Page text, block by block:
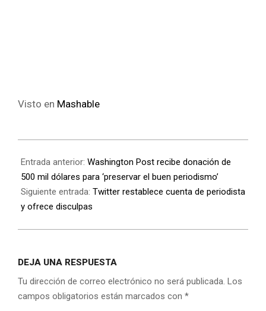
Visto en Mashable
Entrada anterior: Washington Post recibe donación de
500 mil dólares para ‘preservar el buen periodismo’
Siguiente entrada: Twitter restablece cuenta de periodista
y ofrece disculpas
DEJA UNA RESPUESTA
Tu dirección de correo electrónico no será publicada. Los
campos obligatorios están marcados con *